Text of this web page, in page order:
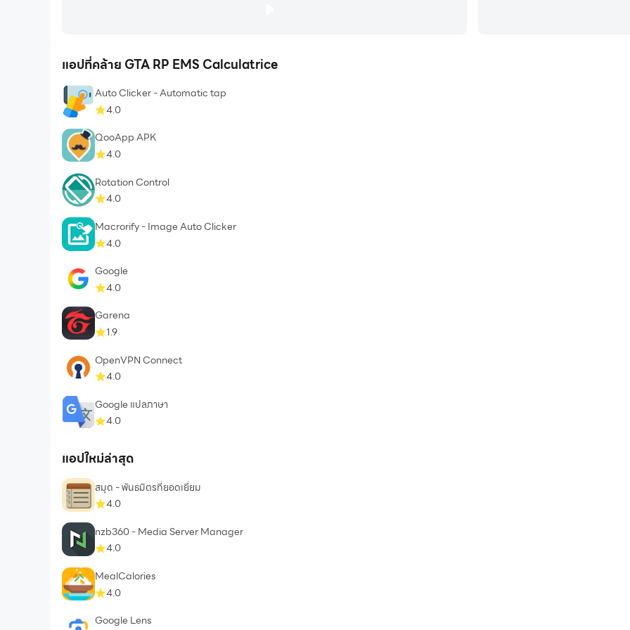
แอปที่คล้าย GTA RP EMS Calculatrice
Auto Clicker - Automatic tap
4.0
QooApp APK
4.0
Rotation Control
4.0
Macrorify - Image Auto Clicker
4.0
Google
4.0
Garena
1.9
OpenVPN Connect
4.0
Google แปลภาษา
4.0
แอปใหม่ล่าสุด
สมุด - พันธมิตรที่ยอดเยี่ยม
4.0
nzb360 - Media Server Manager
4.0
MealCalories
4.0
Google Lens